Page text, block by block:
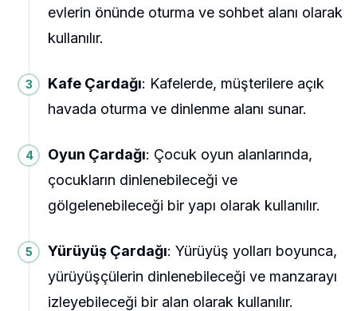
evlerin önünde oturma ve sohbet alanı olarak
kullanılır.
Kafe Çardağı: Kafelerde, müşterilere açık
havada oturma ve dinlenme alanı sunar.
Oyun Çardağı: Çocuk oyun alanlarında,
çocukların dinlenebileceği ve
gölgelenebileceği bir yapı olarak kullanılır.
Yürüyüş Çardağı: Yürüyüş yolları boyunca,
yürüyüşçülerin dinlenebileceği ve manzarayı
izleyebileceği bir alan olarak kullanılır.